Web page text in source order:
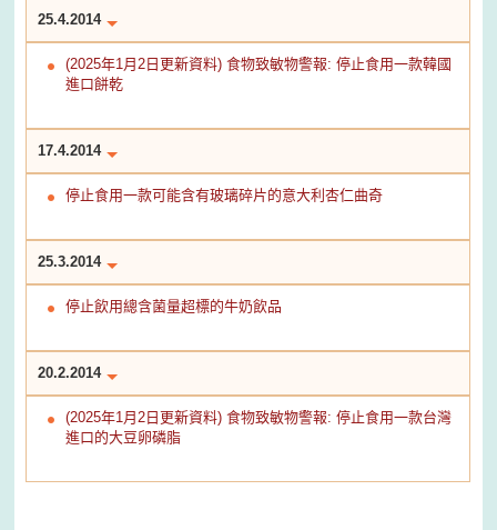
25.4.2014
(2025年1月2日更新資料) 食物致敏物警報: 停止食用一款韓國
進口餅乾
17.4.2014
停止食用一款可能含有玻璃碎片的意大利杏仁曲奇
25.3.2014
停止飲用總含菌量超標的牛奶飲品
20.2.2014
(2025年1月2日更新資料) 食物致敏物警報: 停止食用一款台灣
進口的大豆卵磷脂